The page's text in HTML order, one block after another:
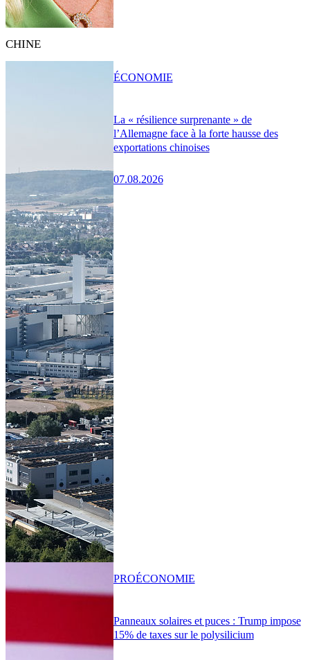
CHINE
La « résilience surprenante » de
l’Allemagne face à la forte hausse des
exportations chinoises
07.08.2026
ÉCONOMIE
Panneaux solaires et puces : Trump impose
15% de taxes sur le polysilicium
PROÉCONOMIE